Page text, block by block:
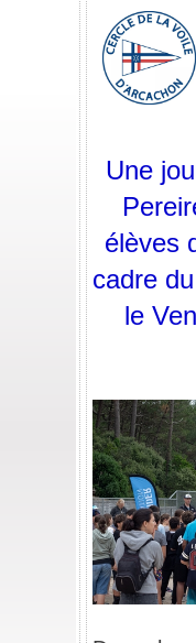
Une
élèves
cadre
le